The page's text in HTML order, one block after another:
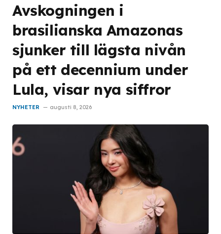
Avskogningen i
brasilianska Amazonas
sjunker till lägsta nivån
på ett decennium under
Lula, visar nya siffror
NYHETER augusti 8, 2026